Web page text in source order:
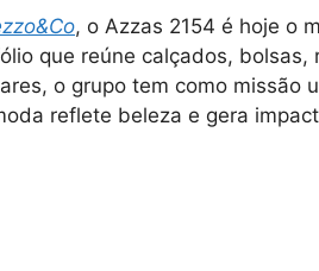
, o Azzas 2154 é hoje o
que reúne calçados, bolsas,
o grupo tem como missão
reflete beleza e gera